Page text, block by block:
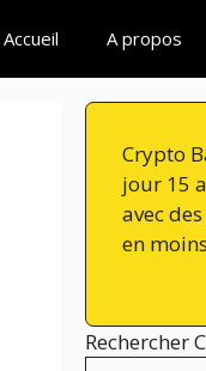
Accueil A propos
Crypto
jour 15
avec
en
Rechercher